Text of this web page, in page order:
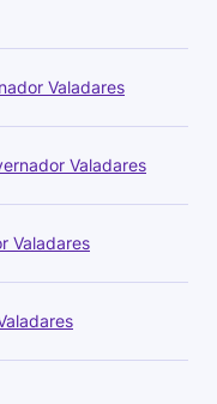
Valadares
Valadares
Valadares